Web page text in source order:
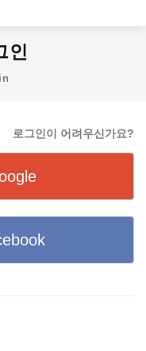
인
로그인이 어려우신가요?